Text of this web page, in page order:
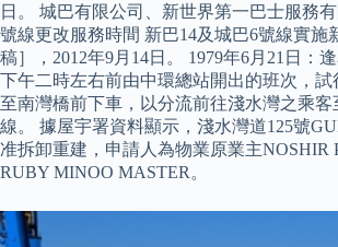
日。 城巴有限公司、新世界第一巴士服務
號線更改服務時間 新巴14及城巴6號線實施
稿］，2012年9月14日。 1979年6月21日：
下午二時左右前由中環總站開出的班次，試
至南灣橋前下車，以分流前往淺水灣之乘客
線。 據屋宇署資料顯示，淺水灣道125號
准拆卸重建，申請人為物業原業主NOSHIR
RUBY MINOO MASTER。